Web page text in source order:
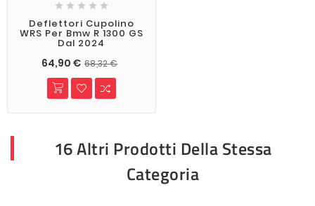
    
Deflettori Cupolino
WRS Per Bmw R 1300 GS
Dal 2024
64,90 € 68,32 €
16 Altri Prodotti Della Stessa
Categoria